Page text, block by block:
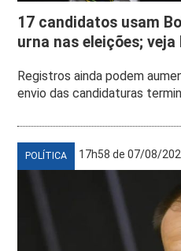
17 candidatos usam
urna nas eleições; veja
Registros ainda podem
envio das candidaturas
POLÍTICA 17h58 de 07/08/